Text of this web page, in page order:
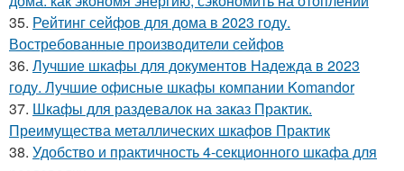
35. Рейтинг сейфов для дома в 2023 году.
Востребованные производители сейфов
36. Лучшие шкафы для документов Надежда в 2023
году. Лучшие офисные шкафы компании Komandor
37. Шкафы для раздевалок на заказ Практик.
Преимущества металлических шкафов Практик
38. Удобство и практичность 4-секционного шкафа для